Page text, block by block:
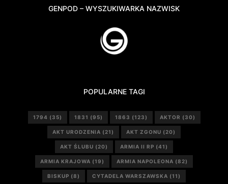
GENPOD – WYSZUKIWARKA NAZWISK
POPULARNE TAGI
1794 (35) 1831 (95) 1863 (123) AKTOR (30)
AKT URODZENIA (21) AKT ZGONU (20)
AKT ŚLUBU (20) ARMIA II RP (41)
ARMIA KRAJOWA (19) ARMIA NAPOLEONA (82)
BISKUP (8) CYTADELA WARSZAWSKA (11)